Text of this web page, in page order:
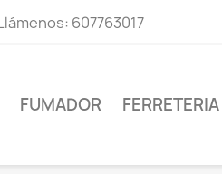
607763017
FUMADOR FERRETERIA